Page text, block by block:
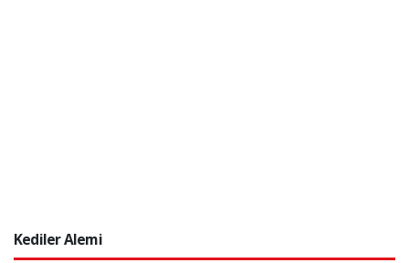
Kediler Alemi